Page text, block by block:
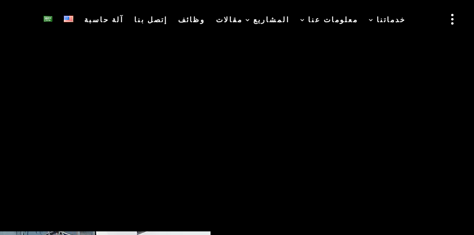
خدماتنا معلومات عنا المشاريع مقالات وظائف إتصل بنا آلة حاسبة